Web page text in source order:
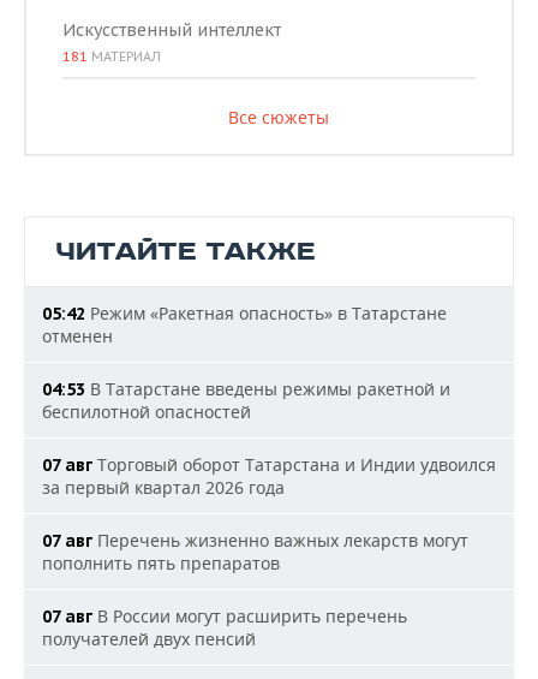
Искусственный интеллект
181 МАТЕРИАЛ
Все сюжеты
ЧИТАЙТЕ ТАКЖЕ
05:42 Режим «Ракетная опасность» в Татарстане
отменен
04:53 В Татарстане введены режимы ракетной и
беспилотной опасностей
07 авг Торговый оборот Татарстана и Индии удвоился
за первый квартал 2026 года
07 авг Перечень жизненно важных лекарств могут
пополнить пять препаратов
07 авг В России могут расширить перечень
получателей двух пенсий